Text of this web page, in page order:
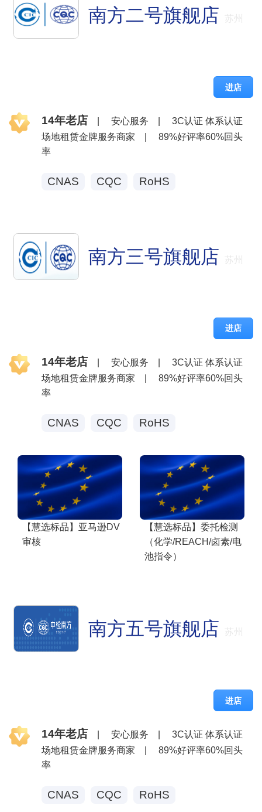
南方二号旗舰店 苏州
进店
14年老店 安心服务
3C认证 体系认证
场地租赁金牌服务商家
89%好评率60%回头
率
CNAS CQC RoHS
南方三号旗舰店 苏州
进店
14年老店 安心服务
3C认证 体系认证
场地租赁金牌服务商家
89%好评率60%回头
率
CNAS CQC RoHS
【慧选标品】亚马逊DV
审核
【慧选标品】委托检测
（化学/REACH/卤素/电
池指令）
南方五号旗舰店 苏州
进店
14年老店 安心服务
3C认证 体系认证
场地租赁金牌服务商家
89%好评率60%回头
率
CNAS CQC RoHS